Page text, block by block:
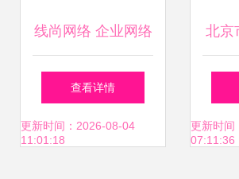
线尚网络 企业网络
营销与网络文化经
营融合策略
查看详情
更新时间：2026-08-04
11:01:18
北京
目
业保
更新时间
07:11:36